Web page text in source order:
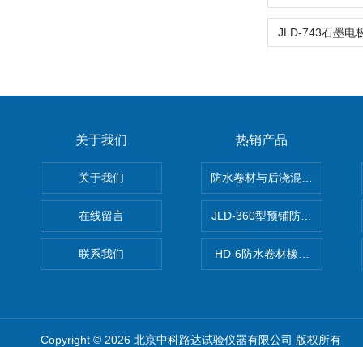
关于我们
关于我们
在线留言
联系我们
热销产品
防水卷材与后浇混凝土剥离强
JLD-360型预铺防水卷材抗冲
HD-6防水卷材橡胶测厚仪
Copyright © 2026 北京中科路达试验仪器有限公司 版权所有